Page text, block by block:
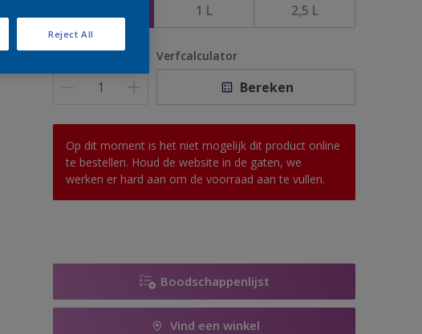
1 L 2,5 L
Aantal Verfcalculator
Bereken
Op dit moment is het niet mogelijk dit product online
te bestellen. Houd de website in de gaten, we
werken er hard aan om de voorraad aan te vullen.
Boodschappenlijst
Vind een winkel
Reject All